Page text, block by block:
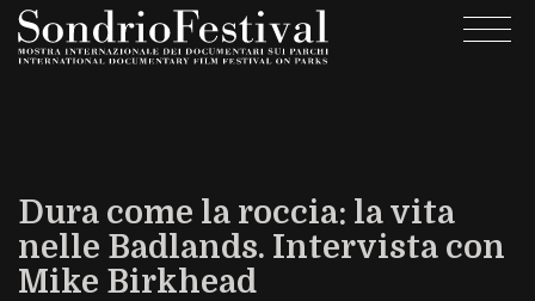
Salta
Dura come la roccia: la vita
nelle Badlands. Intervista con
Mike Birkhead